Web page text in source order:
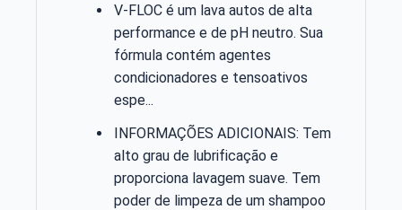
V-FLOC é um lava autos de alta
performance e de pH neutro. Sua
fórmula contém agentes
condicionadores e tensoativos
espe...
INFORMAÇÕES ADICIONAIS: Tem
alto grau de lubrificação e
proporciona lavagem suave. Tem
poder de limpeza de um shampoo